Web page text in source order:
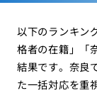
以下のランキン
格者の在籍」「
結果です。奈良
た一括対応を重